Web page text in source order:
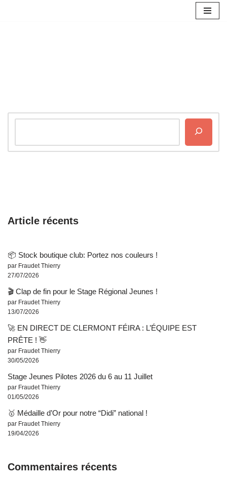
Article récents
📦 Stock boutique club: Portez nos couleurs !
par Fraudet Thierry
27/07/2026
🎬 Clap de fin pour le Stage Régional Jeunes !
par Fraudet Thierry
13/07/2026
🚀 EN DIRECT DE CLERMONT FÉIRA : L’ÉQUIPE EST
PRÊTE ! 👋
par Fraudet Thierry
30/05/2026
Stage Jeunes Pilotes 2026 du 6 au 11 Juillet
par Fraudet Thierry
01/05/2026
🥇 Médaille d’Or pour notre “Didi” national !
par Fraudet Thierry
19/04/2026
Commentaires récents